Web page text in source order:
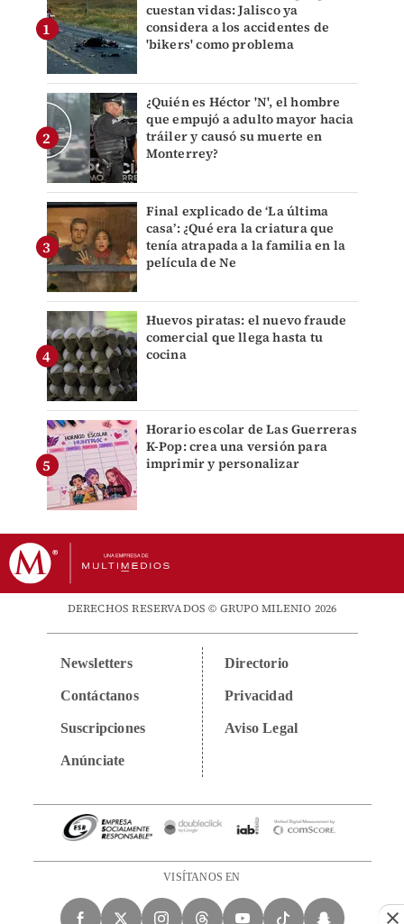
cuestan vidas: Jalisco ya
considera a los accidentes de
'bikers' como problema
¿Quién es Héctor 'N', el hombre
que empujó a adulto mayor hacia
tráiler y causó su muerte en
Monterrey?
Final explicado de ‘La última
casa’: ¿Qué era la criatura que
tenía atrapada a la familia en la
película de Ne
Huevos piratas: el nuevo fraude
comercial que llega hasta tu
cocina
Horario escolar de Las Guerreras
K-Pop: crea una versión para
imprimir y personalizar
DERECHOS RESERVADOS © GRUPO MILENIO 2026
Newsletters
Contáctanos
Suscripciones
Anúnciate
Directorio
Privacidad
Aviso Legal
VISÍTANOS EN